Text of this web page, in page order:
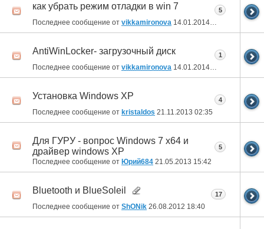
как убрать режим отладки в win 7
Последнее сообщение от vikkamironova 14.01.2014
5
AntiWinLocker- загрузочный диск
Последнее сообщение от vikkamironova 14.01.2014
1
Установка Windows XP
Последнее сообщение от kristaldos 21.11.2013 02:35
4
Для ГУРУ - вопрос Windows 7 x64 и
драйвер windows XP
Последнее сообщение от Юрий684 21.05.2013 15:42
5
Bluetooth и BlueSoleil
Последнее сообщение от ShONik 26.08.2012 18:40
17